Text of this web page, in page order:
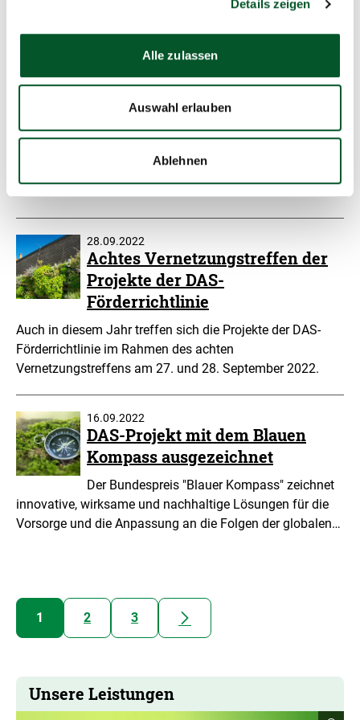
Details zeigen
Alle zulassen
Auswahl erlauben
Ablehnen
Anpassung an die Folgen des Klimawandels (DAS)…
27.06.2023
Bundesumweltministerin Lemke
eröffnet das 9. DAS-
Vernetzungstreffen
Ministerin dankt Teilnehmenden und kündigt neue
28.09.2022
Achtes Vernetzungstreffen der
Projekte der DAS-
Förderrichtlinie
Auch in diesem Jahr treffen sich die Projekte der DAS-
Förderrichtlinie im Rahmen des achten
Vernetzungstreffens am 27. und 28. September 2022.
16.09.2022
DAS-Projekt mit dem Blauen
Kompass ausgezeichnet
Der Bundespreis "Blauer Kompass" zeichnet
innovative, wirksame und nachhaltige Lösungen für die
Vorsorge und die Anpassung an die Folgen der globalen…
1 2 3 nächste
Unsere Leistungen